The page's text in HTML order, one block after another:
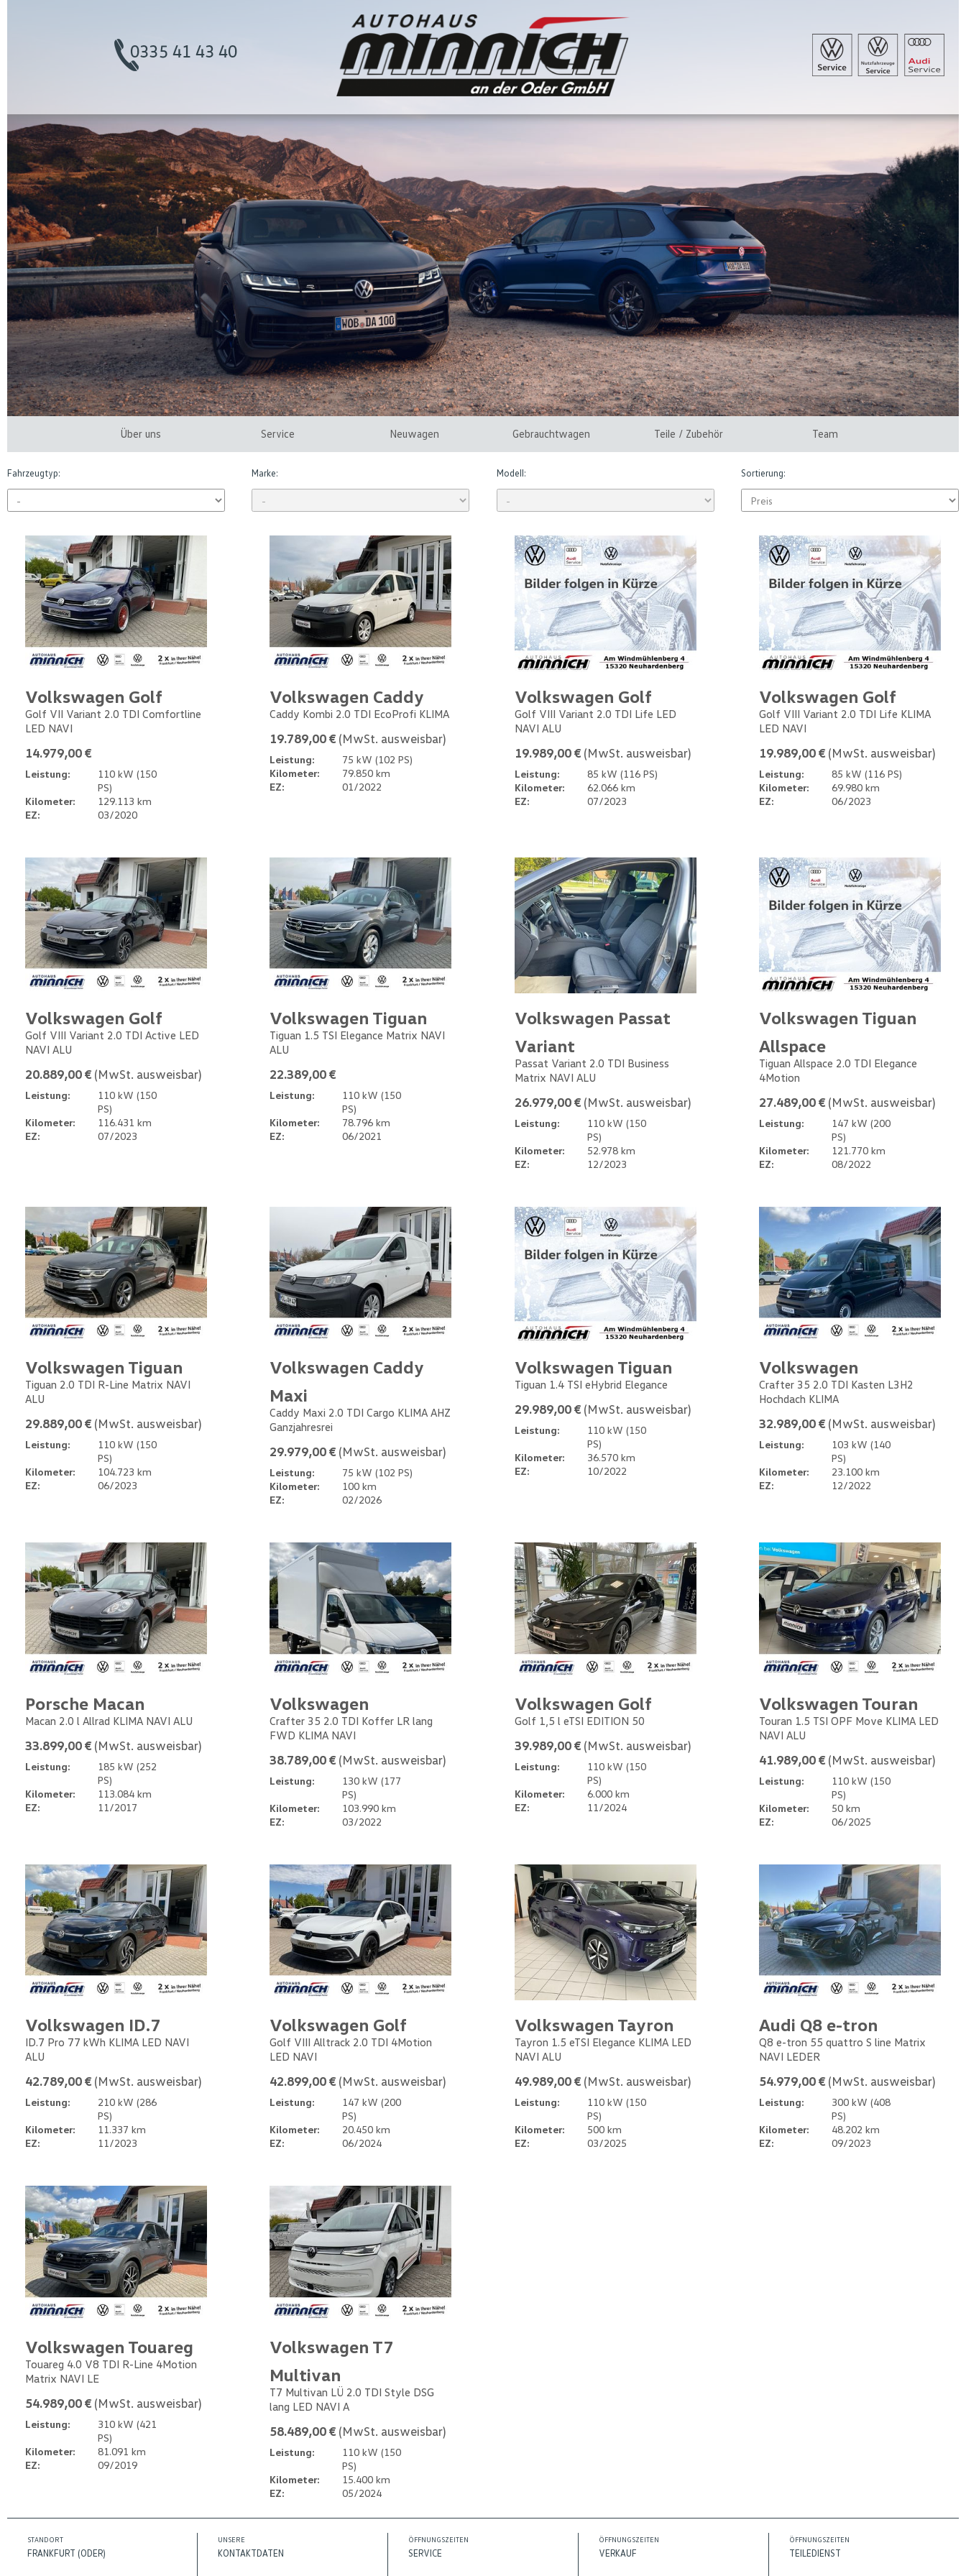
Über uns Service Neuwagen Gebrauchtwagen Teile / Zubehör Team
Fahrzeugtyp: Marke: Modell: Sortierung:
Volkswagen Golf
Golf VII Variant 2.0 TDI Comfortline
LED NAVI
14.979,00 €
Leistung:
110 kW (150
PS)
Kilometer:
129.113 km
EZ:
03/2020
Volkswagen Caddy
Caddy Kombi 2.0 TDI EcoProfi KLIMA
19.789,00 € (MwSt. ausweisbar)
Leistung:
75 kW (102 PS)
Kilometer:
79.850 km
EZ:
01/2022
Volkswagen Golf
Golf VIII Variant 2.0 TDI Life LED
NAVI ALU
19.989,00 € (MwSt. ausweisbar)
Leistung:
85 kW (116 PS)
Kilometer:
62.066 km
EZ:
07/2023
Volkswagen Golf
Golf VIII Variant 2.0 TDI Life KLIMA
LED NAVI
19.989,00 € (MwSt. ausweisbar)
Leistung:
85 kW (116 PS)
Kilometer:
69.980 km
EZ:
06/2023
Volkswagen Golf
Golf VIII Variant 2.0 TDI Active LED
NAVI ALU
20.889,00 € (MwSt. ausweisbar)
Leistung:
110 kW (150
PS)
Kilometer:
116.431 km
EZ:
07/2023
Volkswagen Tiguan
Tiguan 1.5 TSI Elegance Matrix NAVI
ALU
22.389,00 €
Leistung:
110 kW (150
PS)
Kilometer:
78.796 km
EZ:
06/2021
Volkswagen Passat
Variant
Passat Variant 2.0 TDI Business
Matrix NAVI ALU
26.979,00 € (MwSt. ausweisbar)
Leistung:
110 kW (150
PS)
Kilometer:
52.978 km
EZ:
12/2023
Volkswagen Tiguan
Allspace
Tiguan Allspace 2.0 TDI Elegance
4Motion
27.489,00 € (MwSt. ausweisbar)
Leistung:
147 kW (200
PS)
Kilometer:
121.770 km
EZ:
08/2022
Volkswagen Tiguan
Tiguan 2.0 TDI R-Line Matrix NAVI
ALU
29.889,00 € (MwSt. ausweisbar)
Leistung:
110 kW (150
PS)
Kilometer:
104.723 km
EZ:
06/2023
Volkswagen Caddy
Maxi
Caddy Maxi 2.0 TDI Cargo KLIMA AHZ
Ganzjahresrei
29.979,00 € (MwSt. ausweisbar)
Leistung:
75 kW (102 PS)
Kilometer:
100 km
EZ:
02/2026
Volkswagen Tiguan
Tiguan 1.4 TSI eHybrid Elegance
29.989,00 € (MwSt. ausweisbar)
Leistung:
110 kW (150
PS)
Kilometer:
36.570 km
EZ:
10/2022
Volkswagen
Crafter 35 2.0 TDI Kasten L3H2
Hochdach KLIMA
32.989,00 € (MwSt. ausweisbar)
Leistung:
103 kW (140
PS)
Kilometer:
23.100 km
EZ:
12/2022
Porsche Macan
Macan 2.0 l Allrad KLIMA NAVI ALU
33.899,00 € (MwSt. ausweisbar)
Leistung:
185 kW (252
PS)
Kilometer:
113.084 km
EZ:
11/2017
Volkswagen
Crafter 35 2.0 TDI Koffer LR lang
FWD KLIMA NAVI
38.789,00 € (MwSt. ausweisbar)
Leistung:
130 kW (177
PS)
Kilometer:
103.990 km
EZ:
03/2022
Volkswagen Golf
Golf 1,5 l eTSI EDITION 50
39.989,00 € (MwSt. ausweisbar)
Leistung:
110 kW (150
PS)
Kilometer:
6.000 km
EZ:
11/2024
Volkswagen Touran
Touran 1.5 TSI OPF Move KLIMA LED
NAVI ALU
41.989,00 € (MwSt. ausweisbar)
Leistung:
110 kW (150
PS)
Kilometer:
50 km
EZ:
06/2025
Volkswagen ID.7
ID.7 Pro 77 kWh KLIMA LED NAVI
ALU
42.789,00 € (MwSt. ausweisbar)
Leistung:
210 kW (286
PS)
Kilometer:
11.337 km
EZ:
11/2023
Volkswagen Golf
Golf VIII Alltrack 2.0 TDI 4Motion
LED NAVI
42.899,00 € (MwSt. ausweisbar)
Leistung:
147 kW (200
PS)
Kilometer:
20.450 km
EZ:
06/2024
Volkswagen Tayron
Tayron 1.5 eTSI Elegance KLIMA LED
NAVI ALU
49.989,00 € (MwSt. ausweisbar)
Leistung:
110 kW (150
PS)
Kilometer:
500 km
EZ:
03/2025
Audi Q8 e-tron
Q8 e-tron 55 quattro S line Matrix
NAVI LEDER
54.979,00 € (MwSt. ausweisbar)
Leistung:
300 kW (408
PS)
Kilometer:
48.202 km
EZ:
09/2023
Volkswagen Touareg
Touareg 4.0 V8 TDI R-Line 4Motion
Matrix NAVI LE
54.989,00 € (MwSt. ausweisbar)
Leistung:
310 kW (421
PS)
Kilometer:
81.091 km
EZ:
09/2019
Volkswagen T7
Multivan
T7 Multivan LÜ 2.0 TDI Style DSG
lang LED NAVI A
58.489,00 € (MwSt. ausweisbar)
Leistung:
110 kW (150
PS)
Kilometer:
15.400 km
EZ:
05/2024
STANDORT
FRANKFURT (ODER)
UNSERE
KONTAKTDATEN
ÖFFNUNGSZEITEN
SERVICE
ÖFFNUNGSZEITEN
VERKAUF
ÖFFNUNGSZEITEN
TEILEDIENST